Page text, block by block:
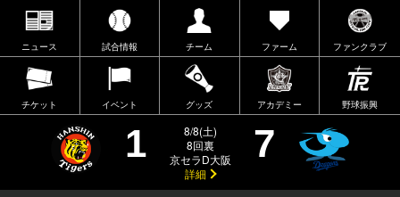
ニュース 試合情報 チーム ファーム ファンクラブ
チケット イベント グッズ アカデミー 野球振興
1
8/8(土)
8回裏
京セラD大阪
詳細
7